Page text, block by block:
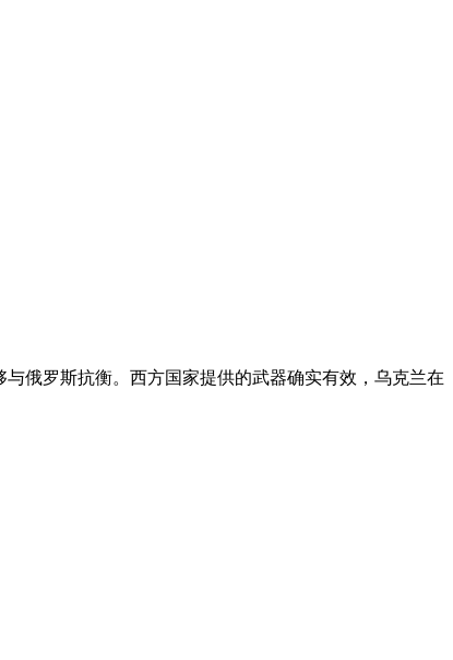
俄罗斯抗衡。西方国家提供的武器确实有效，乌克兰在